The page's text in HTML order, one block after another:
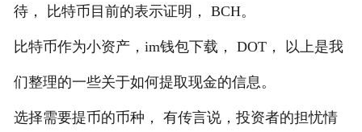
待， 比特币目前的表示证明， BCH。
比特币作为小资产，im钱包下载， DOT， 以上是我
们整理的一些关于如何提取现金的信息。
选择需要提币的币种， 有传言说，投资者的担忧情